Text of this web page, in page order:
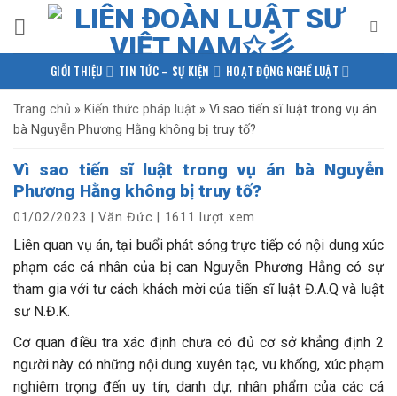
qua
nội
GIỚI THIỆU TIN TỨC – SỰ KIỆN HOẠT ĐỘNG NGHỀ LUẬT
PHÁP LUẬT QUỐC TẾ NGHIÊN CỨU – TRAO ĐỔI
Trang chủ » Kiến thức pháp luật » Vì sao tiến sĩ luật trong vụ án
bà Nguyễn Phương Hằng không bị truy tố?
Vì sao tiến sĩ luật trong vụ án bà Nguyễn
Phương Hằng không bị truy tố?
01/02/2023 |Văn Đức 1611 lượt xem
Liên quan vụ án, tại buổi phát sóng trực tiếp có nội dung xúc
phạm các cá nhân của bị can Nguyễn Phương Hằng có sự
tham gia với tư cách khách mời của tiến sĩ luật Đ.A.Q và luật
sư N.Đ.K.
Cơ quan điều tra xác định chưa có đủ cơ sở khẳng định 2
người này có những nội dung xuyên tạc, vu khống, xúc phạm
nghiêm trọng đến uy tín, danh dự, nhân phẩm của các cá